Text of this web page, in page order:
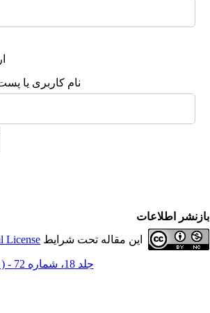
نام کاربری یا
بازنشر اطلاعات
این مقاله تحت شرایط License
جلد 18، شماره 72 - ( بهار 1401 )